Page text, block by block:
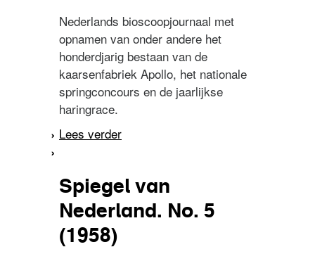
Nederlands bioscoopjournaal met
opnamen van onder andere het
honderdjarig bestaan van de
kaarsenfabriek Apollo, het nationale
springconcours en de jaarlijkse
haringrace.
Lees verder
Spiegel van
Nederland. No. 5
(1958)